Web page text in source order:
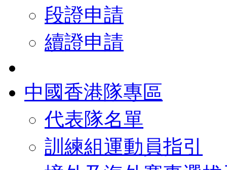
段證申請
續證申請
中國香港隊專區
代表隊名單
訓練組運動員指引